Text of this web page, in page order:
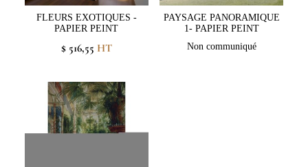
FLEURS EXOTIQUES -
PAPIER PEINT
$ 516,55 HT
PAYSAGE PANORAMIQUE
1- PAPIER PEINT
Non communiqué